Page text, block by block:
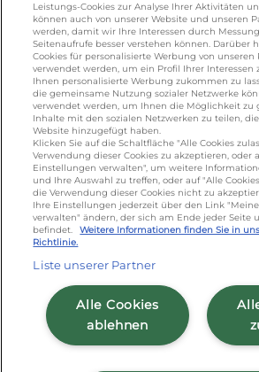
KONTAKT
Lactalis Deutschland GmbH -
887 366 /
Omira Bodenseemilch
(0)751 887 366 /
Cookie Richtlinie Sitemap/
Impressum
Leistungs-Cookies zur Analyse Ihrer Aktivitäten
können auch von unserer Website und unseren
werden, damit wir Ihre Interessen durch
Seitenaufrufe besser verstehen können. Darüber
Cookies für personalisierte Werbung von unseren
verwendet werden, um ein Profil Ihrer Interessen
Ihnen personalisierte Werbung zukommen zu
die gemeinsame Nutzung sozialer Netzwerke
verwendet werden, um Ihnen die Möglichkeit zu
Inhalte mit den sozialen Netzwerken zu teilen,
Website hinzugefügt haben.
Klicken Sie auf die Schaltfläche "Alle Cookies
Verwendung dieser Cookies zu akzeptieren, oder
Einstellungen verwalten", um weitere
und Ihre Auswahl zu treffen, oder auf "Alle
die Verwendung dieser Cookies nicht zu
Ihre Einstellungen jederzeit über den Link "Meine
verwalten" ändern, der sich am Ende jeder Seite
befindet.
Weitere Informationen finden Sie in
Richtlinie.
Liste unserer Partner
Alle Cookies
ablehnen